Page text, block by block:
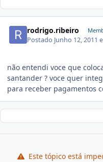
rodrigo.ribeiro
Postado Junho 12, 2011
não entendi voce que
santander ? voce quer
para receber pagamentos
Este tópico está